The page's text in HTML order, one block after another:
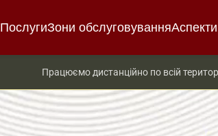
ПослугиЗони обслуговуванняАспекти
Працюємо дистанційно по всій